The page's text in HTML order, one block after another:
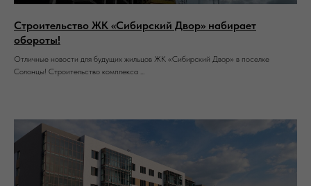
Строительство ЖК «Сибирский Двор» набирает
обороты!
Отличные новости для будущих жильцов ЖК «Сибирский Двор» в поселке
Солонцы! Строительство комплекса ...